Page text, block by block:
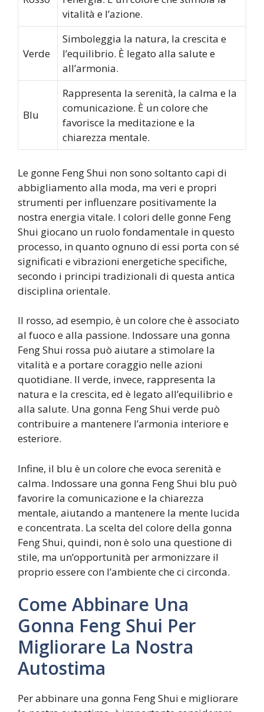
vitalità e l’azione.
Verde
Simboleggia la natura, la crescita e
l’equilibrio. È legato alla salute e
all’armonia.
Blu
Rappresenta la serenità, la calma e la
comunicazione. È un colore che
favorisce la meditazione e la
chiarezza mentale.
Le gonne Feng Shui non sono soltanto capi di
abbigliamento alla moda, ma veri e propri
strumenti per influenzare positivamente la
nostra energia vitale. I colori delle gonne Feng
Shui giocano un ruolo fondamentale in questo
processo, in quanto ognuno di essi porta con sé
significati e vibrazioni energetiche specifiche,
secondo i principi tradizionali di questa antica
disciplina orientale.
Il rosso, ad esempio, è un colore che è associato
al fuoco e alla passione. Indossare una gonna
Feng Shui rossa può aiutare a stimolare la
vitalità e a portare coraggio nelle azioni
quotidiane. Il verde, invece, rappresenta la
natura e la crescita, ed è legato all’equilibrio e
alla salute. Una gonna Feng Shui verde può
contribuire a mantenere l’armonia interiore e
esteriore.
Infine, il blu è un colore che evoca serenità e
calma. Indossare una gonna Feng Shui blu può
favorire la comunicazione e la chiarezza
mentale, aiutando a mantenere la mente lucida
e concentrata. La scelta del colore della gonna
Feng Shui, quindi, non è solo una questione di
stile, ma un’opportunità per armonizzare il
proprio essere con l’ambiente che ci circonda.
Come Abbinare Una
Gonna Feng Shui Per
Migliorare La Nostra
Autostima
Per abbinare una gonna Feng Shui e migliorare